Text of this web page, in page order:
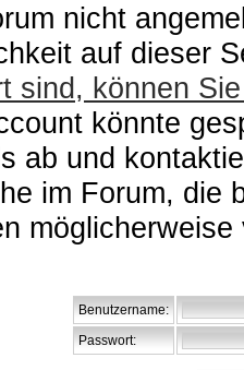
nicht
auf dieser
sind, können
könnte
ab und
im Forum, die
Benutzername:
Passwort: